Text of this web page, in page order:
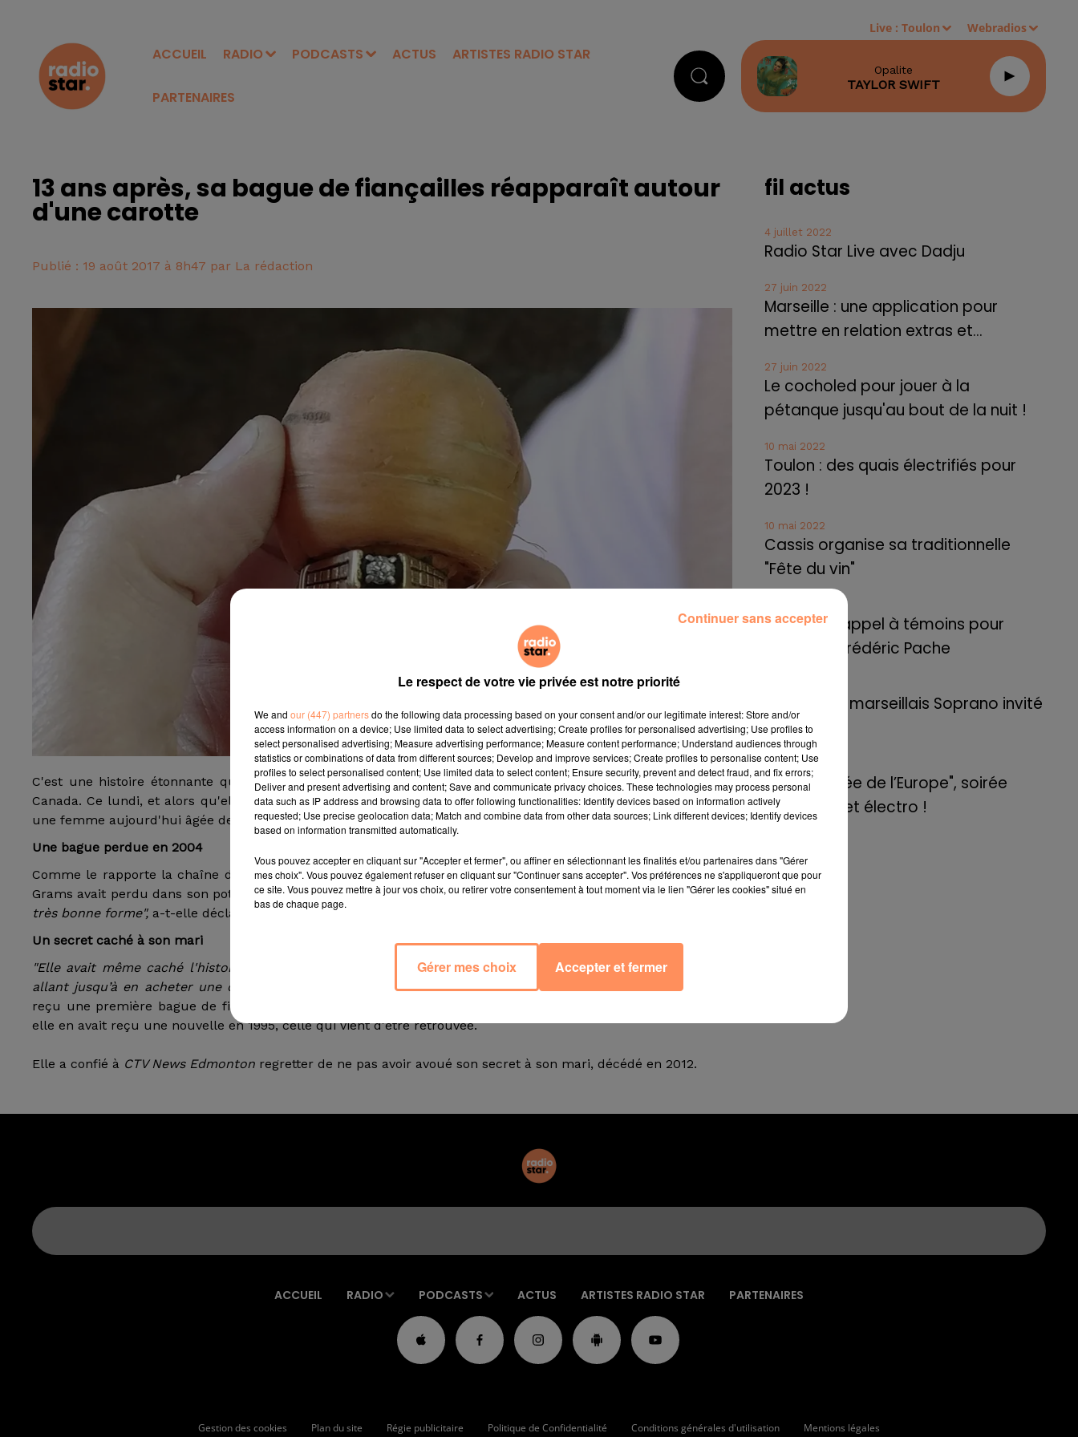
ACCUEIL RADIO PODCASTS ACTUS ARTISTES RADIO STAR
PARTENAIRES
Live :Toulon Webradios
Opalite
TAYLOR SWIFT
13 ans après, sa bague de fiançailles réapparaît autour
d'une carotte
Publié : 19 août 2017 à 8h47 par La rédaction
C'est une histoire étonnante qui nous vient tout droit de la ferme d'Alberta, dans la province de l'Ouest du
Canada. Ce lundi, et alors qu'elle ramassait des carottes dans le potager familial, la belle-fille de Mary Grams,
une femme aujourd'hui âgée de 84 ans, a fait une découverte incroyable.
Une bague perdue en 2004
Comme le rapporte la chaîne de télévision canadienneCTV News Edmonton, l'anneau de fiançailles que Mary
Grams avait perdu dans son potager en 2004 a été retrouvé... autour d'une carotte."Je l'ai nettoyée. Elle est en
très bonne forme", a-t-elle déclaré au sujet de la bague.
Un secret caché à son mari
"Elle avait même caché l'histoire de la disparition du précieux bijou à toute sa famille sauf à son fils. Mary
allant jusqu’à en acheter une de remplacement",
rapporte CTV New Edmonton. En effet, la Canadienne avait
reçu une première bague de fiançailles en 1952 lors de son mariage, mais son ancienne bague étant abîmée,
elle en avait reçu une nouvelle en 1995, celle qui vient d'être retrouvée.
Elle a confié à CTV News Edmonton regretter de ne pas avoir avoué son secret à son mari, décédé en 2012.
fil actus
4 juillet 2022
Radio Star Live avec Dadju
27 juin 2022
Marseille : une application pour
mettre en relation extras et...
27 juin 2022
Le cocholed pour jouer à la
pétanque jusqu'au bout de la nuit !
10 mai 2022
Toulon : des quais électrifiés pour
2023 !
10 mai 2022
Cassis organise sa traditionnelle
"Fête du vin"
Marseille : appel à témoins pour
retrouver Frédéric Pache
Le rappeur marseillais Soprano invité
de E=M6
8 mai 2022
Aix : "Journée de l’Europe", soirée
danse et set électro !
ACCUEIL RADIO PODCASTS ACTUS ARTISTES RADIO STAR PARTENAIRES
Gestion des cookies Plan du site Régie publicitaire Politique de Confidentialité Conditions générales d'utilisation Mentions légales
Le respect de votre vie privée est notre priorité
We and our (447) partnersdo the following data processing based on your consent and/or our legitimate interest: Store and/or
access information on a device; Use limited data to select advertising; Create profiles for personalised advertising; Use profiles to
select personalised advertising; Measure advertising performance; Measure content performance; Understand audiences through
statistics or combinations of data from different sources; Develop and improve services; Create profiles to personalise content; Use
profiles to select personalised content; Use limited data to select content; Ensure security, prevent and detect fraud, and fix errors;
Deliver and present advertising and content; Save and communicate privacy choices. These technologies may process personal
data such as IP address and browsing data to offer following functionalities: Identify devices based on information actively
requested; Use precise geolocation data; Match and combine data from other data sources; Link different devices; Identify devices
based on information transmitted automatically.
Vous pouvez accepter en cliquant sur "Accepter et fermer", ou affiner en sélectionnant les finalités et/ou partenaires dans "Gérer
mes choix". Vous pouvez également refuser en cliquant sur "Continuer sans accepter". Vos préférences ne s'appliqueront que pour
ce site. Vous pouvez mettre à jour vos choix, ou retirer votre consentement à tout moment via le lien "Gérer les cookies" situé en
bas de chaque page.
Gérer mes choix Accepter et fermer
Continuer sans accepter